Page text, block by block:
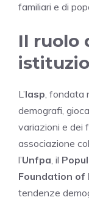
familiari e di
Il ruolo
L’Iasp, fondata
demografi,
variazioni e dei
associazione
l’Unfpa, il
Foundation of
tendenze